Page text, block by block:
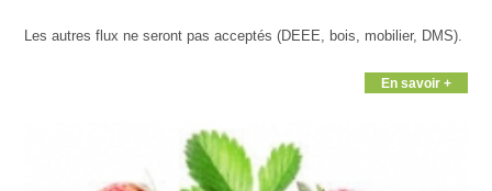
Les autres flux ne seront pas acceptés (DEEE, bois, mobilier, DMS).
En savoir +